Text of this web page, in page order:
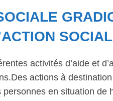
activités d’aide et
actions à
personnes en situation de